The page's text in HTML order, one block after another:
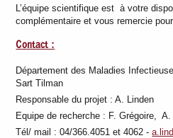
L’équipe scientifique est à votre
complémentaire et vous remercie
Contact :
Département des Maladies
Sart Tilman
Responsable du projet : A. Linden
Equipe de recherche : F. Grégoire,
Tél/ mail : 04/366.4051 et 4062 -